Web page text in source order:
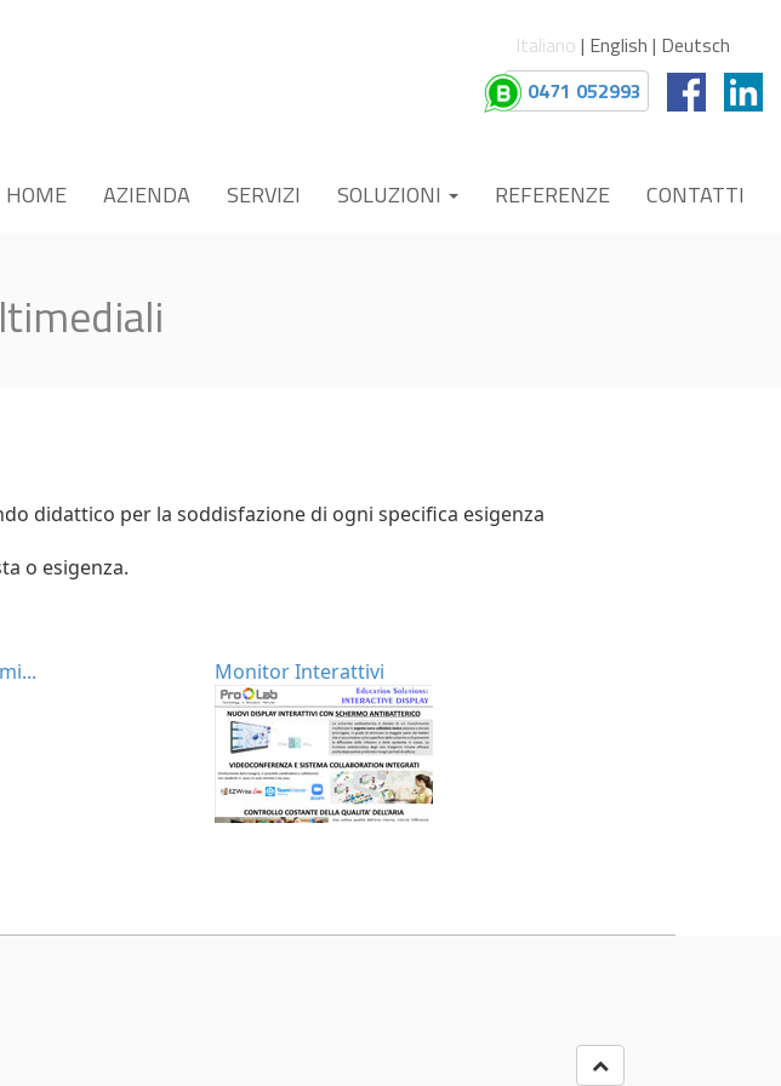
Italiano | English | Deutsch
0471 052993
HOME AZIENDA SERVIZI SOLUZIONI REFERENZE CONTATTI
didattico per la soddisfazione di ogni specifica esigenza
o esigenza.
Monitor Interattivi